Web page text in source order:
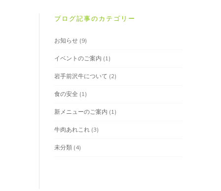
ブログ記事のカテゴリー
お知らせ (9)
イベントのご案内 (1)
岩手前沢牛について (2)
食の安全 (1)
新メニューのご案内 (1)
牛肉あれこれ (3)
未分類 (4)